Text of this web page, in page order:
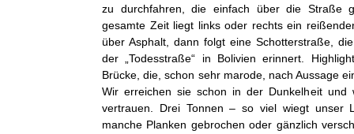
zu durchfahren, die einfach über die Straße
gesamte Zeit liegt links oder rechts ein
über Asphalt, dann folgt eine Schotterstraße,
der „Todesstraße“ in Bolivien erinnert.
Brücke, die, schon sehr marode, nach Aussage
Wir erreichen sie schon in der Dunkelheit und
vertrauen. Drei Tonnen – so viel wiegt unser
manche Planken gebrochen oder gänzlich